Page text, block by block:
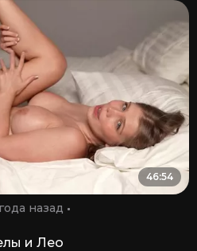
46:54
назад
и Лео